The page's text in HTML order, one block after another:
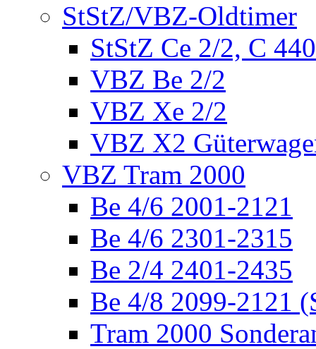
StStZ/VBZ-Oldtimer
StStZ Ce 2/2, C 440
VBZ Be 2/2
VBZ Xe 2/2
VBZ X2
VBZ Tram 2000
Be 4/6 2001-2121
Be 4/6 2301-2315
Be 2/4 2401-2435
Be 4/8 2099-2121
Tram 2000